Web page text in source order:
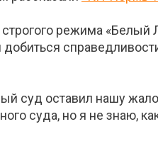
режима «Белый
суд оставил нашу
суда, но я не знаю,